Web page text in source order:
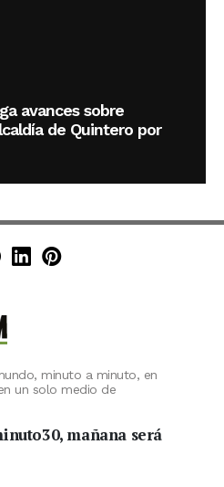
avances sobre
de Quintero por
Instagram
en X (Twitter)
en TikTok
Canal de Minuto30 en
Minuto30 en LinkedIn
Minuto30 en
minuto a minuto, en
un solo medio de
mañana será